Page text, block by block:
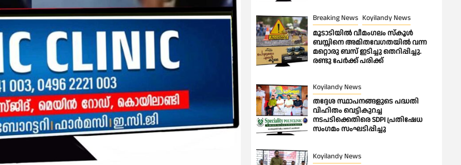
Breaking News Koyilandy News
മൂടാടിയിൽ വീമംഗലം സ്കൂൾ
ബസ്സിനെ അമിതവേഗതയിൽ വന്ന
മറ്റൊരു ബസ് ഇടിച്ചു തെറിപ്പിച്ചു.
രണ്ടു പേർക്ക് പരിക്ക്
Koyilandy News
തദ്ദേശ സ്ഥാപനങ്ങളുടെ പദ്ധതി
വിഹിതം വെട്ടികുറച്ച
നടപടിക്കെതിരെ SDPI പ്രതിഷേധ
സംഗമം സംഘടിപ്പിച്ചു
Koyilandy News